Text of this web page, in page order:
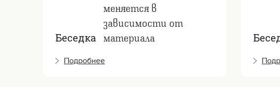
Беседка
меняется в
зависимости от
материала
Подробнее